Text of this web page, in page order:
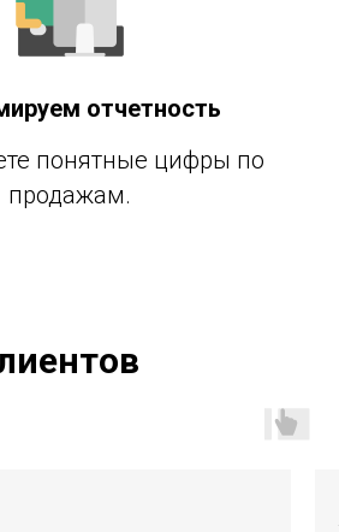
отчетность
понятные цифры по
продажам.